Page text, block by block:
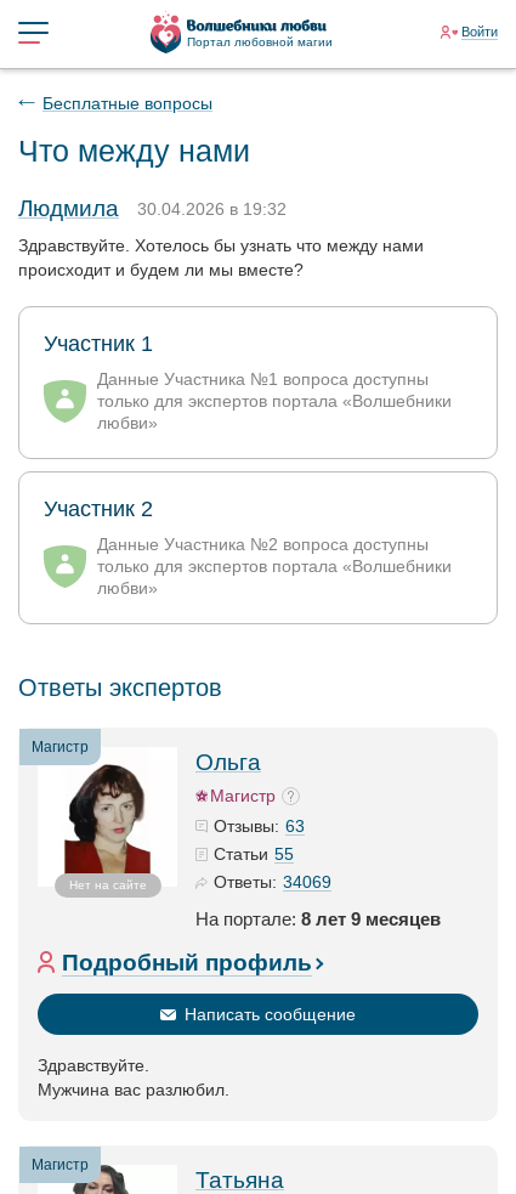
Портал любовной магии
Войти
Бесплатные вопросы
Что между нами
Людмила
30.04.2026 в 19:32
Здравствуйте. Хотелось бы узнать что между нами
происходит и будем ли мы вместе?
Участник 1
Данные Участника №1 вопроса доступны
только для экспертов портала «Волшебники
любви»
Участник 2
Данные Участника №2 вопроса доступны
только для экспертов портала «Волшебники
любви»
Ответы экспертов
Магистр
Нет на сайте
Ольга
Магистр
Отзывы: 63
Статьи 55
Ответы: 34069
На портале: 8 лет 9 месяцев
Подробный профиль
Написать сообщение
Здравствуйте.
Мужчина вас разлюбил.
Магистр
Татьяна